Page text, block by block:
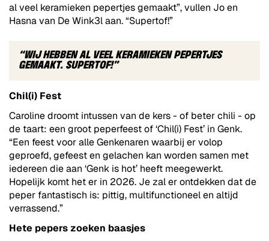
al veel keramieken pepertjes gemaakt”, vullen Jo en
Hasna van De Wink3l aan. “Supertof!”
“WIJ HEBBEN AL VEEL KERAMIEKEN PEPERTJES
GEMAAKT. SUPERTOF!”
Chil(i) Fest
Caroline droomt intussen van de kers - of beter chili - op
de taart: een groot peperfeest of ‘Chil(i) Fest’ in Genk.
“Een feest voor alle Genkenaren waarbij er volop
geproefd, gefeest en gelachen kan worden samen met
iedereen die aan ‘Genk is hot’ heeft meegewerkt.
Hopelijk komt het er in 2026. Je zal er ontdekken dat de
peper fantastisch is: pittig, multifunctioneel en altijd
verrassend.”
Hete pepers zoeken baasjes